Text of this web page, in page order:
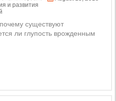
и развития
существуют
ли глупость врожденным